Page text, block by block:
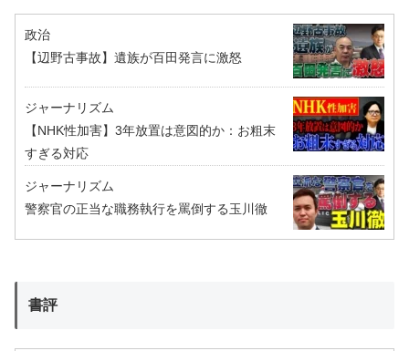
政治
【辺野古事故】遺族が百田発言に激怒
ジャーナリズム
【NHK性加害】3年放置は意図的か：お粗末
すぎる対応
ジャーナリズム
警察官の正当な職務執行を罵倒する玉川徹
書評